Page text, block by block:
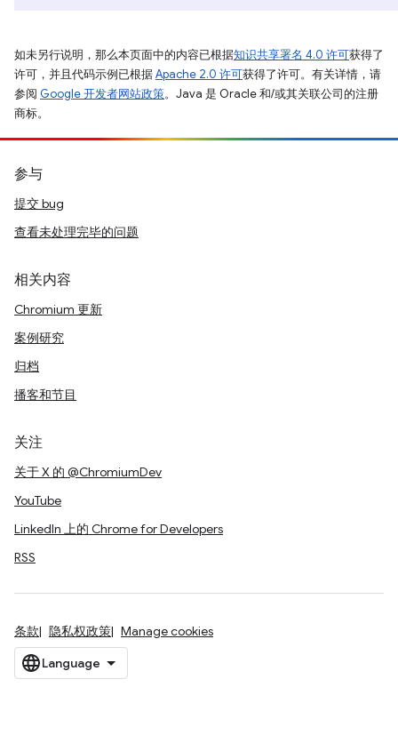
如未另行说明，那么本页面中的内容已根据知识共享署名 4.0 许可获得了
许可，并且代码示例已根据Apache 2.0 许可获得了许可。有关详情，请
参阅 Google 开发者网站政策。Java 是 Oracle 和/或其关联公司的注册
商标。
参与
提交 bug
查看未处理完毕的问题
相关内容
Chromium 更新
案例研究
归档
播客和节目
关注
关于 X 的 @ChromiumDev
YouTube
LinkedIn 上的 Chrome for Developers
RSS
条款 隐私权政策 Manage cookies